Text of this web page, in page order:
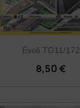
Évoli TG11/172
8,50 €